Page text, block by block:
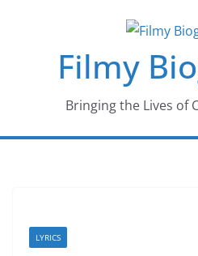
Filmy
Bringing the Lives of
LYRICS